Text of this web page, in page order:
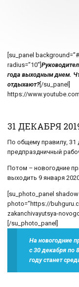
[su_panel
radius=”10″]
года выходным днем.
отдыхают?[/su_panel]
https://
31 ДЕКАБРЯ
По общему правилу, 31
предпраздничный
Потом – новогодние
выходить 9 января
[su_photo_panel
photo=”https://
zakanchivayutsya-
[/su_photo_panel]
На новогодние
с 30 декабря по
году станет